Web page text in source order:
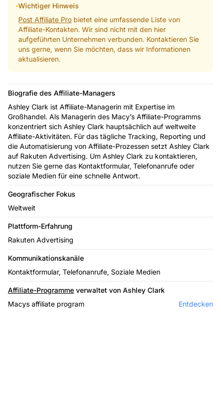
Wichtiger Hinweis
Post Affiliate Pro bietet eine umfassende Liste von
Affiliate-Kontakten. Wir sind nicht mit den hier
aufgeführten Unternehmen verbunden. Kontaktieren Sie
uns gerne, wenn Sie möchten, dass wir Informationen
aktualisieren.
Biografie des Affiliate-Managers
Ashley Clark ist Affiliate-Managerin mit Expertise im
Großhandel. Als Managerin des Macy’s Affiliate-Programms
konzentriert sich Ashley Clark hauptsächlich auf weltweite
Affiliate-Aktivitäten. Für das tägliche Tracking, Reporting und
die Automatisierung von Affiliate-Prozessen setzt Ashley Clark
auf Rakuten Advertising. Um Ashley Clark zu kontaktieren,
nutzen Sie gerne das Kontaktformular, Telefonanrufe oder
soziale Medien für eine schnelle Antwort.
Geografischer Fokus
Weltweit
Plattform-Erfahrung
Rakuten Advertising
Kommunikationskanäle
Kontaktformular, Telefonanrufe, Soziale Medien
Affiliate-Programme verwaltet von Ashley Clark
Macys affiliate program
Entdecken